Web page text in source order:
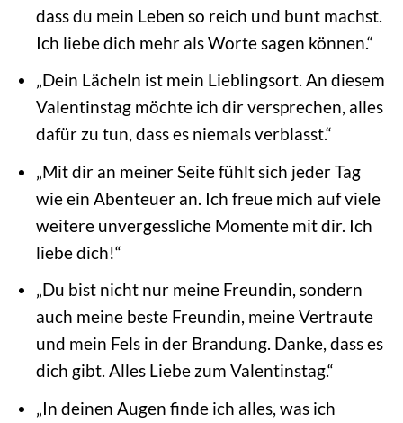
dass du mein Leben so reich und bunt machst.
Ich liebe dich mehr als Worte sagen können.“
„Dein Lächeln ist mein Lieblingsort. An diesem
Valentinstag möchte ich dir versprechen, alles
dafür zu tun, dass es niemals verblasst.“
„Mit dir an meiner Seite fühlt sich jeder Tag
wie ein Abenteuer an. Ich freue mich auf viele
weitere unvergessliche Momente mit dir. Ich
liebe dich!“
„Du bist nicht nur meine Freundin, sondern
auch meine beste Freundin, meine Vertraute
und mein Fels in der Brandung. Danke, dass es
dich gibt. Alles Liebe zum Valentinstag.“
„In deinen Augen finde ich alles, was ich